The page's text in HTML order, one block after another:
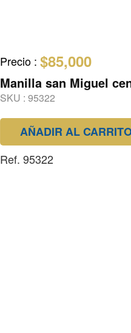
Precio : $85,000
Manilla san Miguel
SKU : 95322
AÑADIR AL
Ref. 95322